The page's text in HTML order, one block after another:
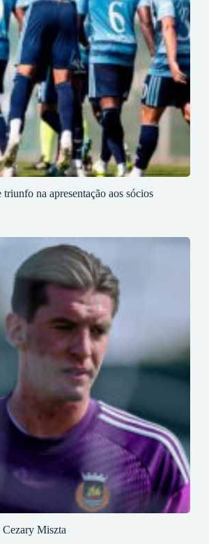
na apresentação aos sócios
Miszta